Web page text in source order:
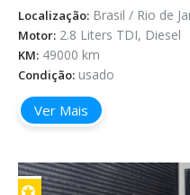
Localização: Brasil / Rio de
Motor: 2.8 Liters TDI, Diesel
KM: 49000 km
Condição: usado
Ver Mais